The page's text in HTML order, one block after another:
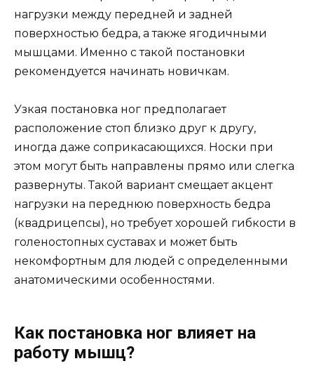
нагрузки между передней и задней
поверхностью бедра, а также ягодичными
мышцами. Именно с такой постановки
рекомендуется начинать новичкам.
Узкая постановка ног предполагает
расположение стоп близко друг к другу,
иногда даже соприкасающихся. Носки при
этом могут быть направлены прямо или слегка
развернуты. Такой вариант смещает акцент
нагрузки на переднюю поверхность бедра
(квадрицепсы), но требует хорошей гибкости в
голеностопных суставах и может быть
некомфортным для людей с определенными
анатомическими особенностями.
Как постановка ног влияет на
работу мышц?